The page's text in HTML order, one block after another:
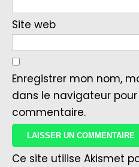
Site web
Enregistrer mon nom,
dans le navigateur
commentaire.
Ce site utilise Akismet